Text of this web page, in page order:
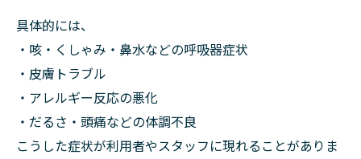
具体的には、
・咳・くしゃみ・鼻水などの呼吸器症状
・皮膚トラブル
・アレルギー反応の悪化
・だるさ・頭痛などの体調不良
こうした症状が利用者やスタッフに現れることがありま